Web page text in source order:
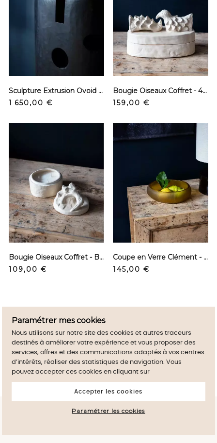
Sculpture Extrusion Ovoid – L
Prix
1 650,00 €
Bougie Oiseaux Coffret - 4 Mèches
Prix
159,00 €
Bougie Oiseaux Coffret - Bas
Prix
109,00 €
Coupe en Verre Clément - Gold
Prix
145,00 €
En poursuivant votre navigation sur ce site,
Paramétrer mes cookies
Nous utilisons sur notre site des cookies et autres traceurs
destinés à améliorer votre expérience et vous proposer des
services, offres et des communications adaptés à vos centres
d’intérêts, réaliser des statistiques de navigation. Vous
pouvez accepter ces cookies en cliquant sur
Accepter les cookies
Paramétrer les cookies